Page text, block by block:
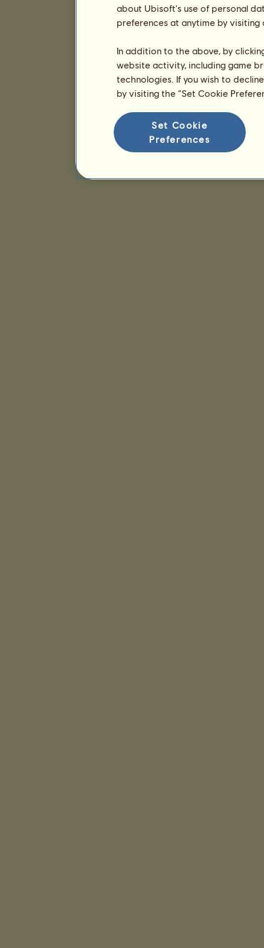
about Ubisoft's use of personal
preferences at anytime by
In addition to the above, by
website activity, including game
technologies. If you wish to
by visiting the “Set Cookie
Set Cookie
Preferences